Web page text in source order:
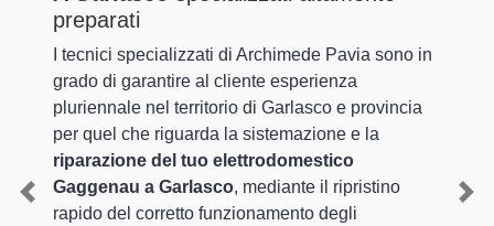
preparati
I tecnici specializzati di Archimede Pavia sono in
grado di garantire al cliente esperienza
pluriennale nel territorio di Garlasco e provincia
per quel che riguarda la sistemazione e la
riparazione del tuo elettrodomestico
Gaggenau a Garlasco, mediante il ripristino
rapido del corretto funzionamento degli
Previous